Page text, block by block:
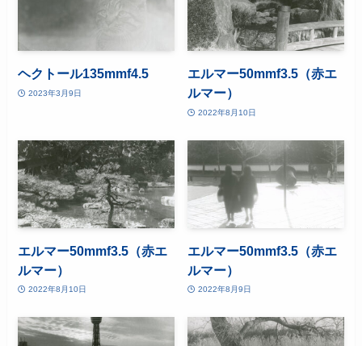
ヘクトール135mmf4.5
2023年3月9日
エルマー50mmf3.5（赤エ
ルマー）
2022年8月10日
エルマー50mmf3.5（赤エ
ルマー）
2022年8月10日
エルマー50mmf3.5（赤エ
ルマー）
2022年8月9日